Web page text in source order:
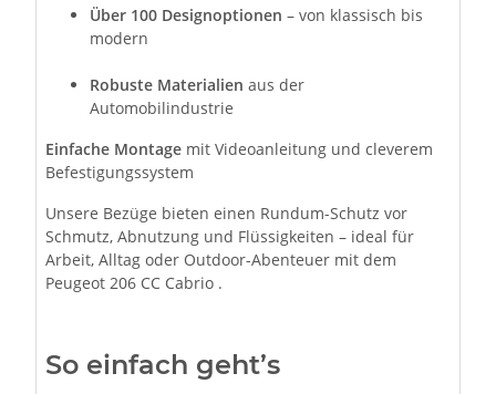
Über 100 Designoptionen – von klassisch bis
modern
Robuste Materialien aus der
Automobilindustrie
Einfache Montage mit Videoanleitung und cleverem
Befestigungssystem
Unsere Bezüge bieten einen Rundum-Schutz vor
Schmutz, Abnutzung und Flüssigkeiten – ideal für
Arbeit, Alltag oder Outdoor-Abenteuer mit dem
Peugeot 206 CC Cabrio .
So einfach geht’s